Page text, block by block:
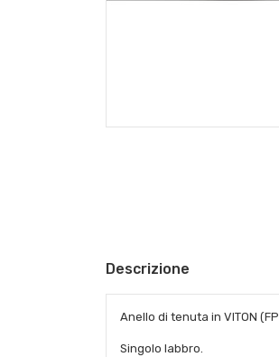
Descrizione
Anello di tenuta in VITON
Singolo labbro.